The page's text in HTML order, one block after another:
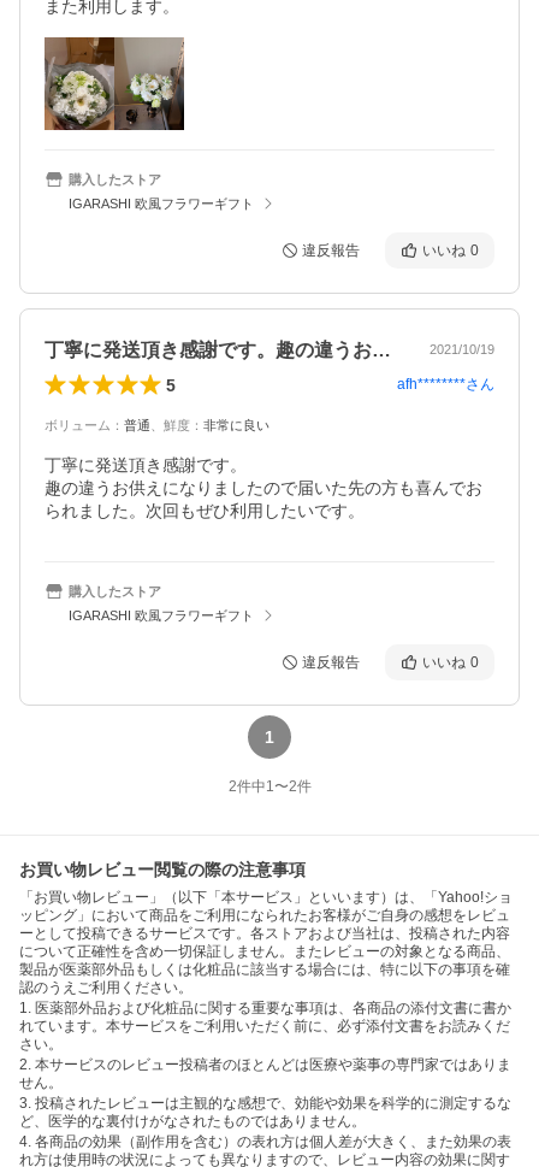
購入したストア
IGARASHI 欧風フラワーギフト
違反報告 いいね 0
丁寧に発送頂き感謝です。趣の違うお供え… 2021/10/19
5 afh********さん
ボリューム ： 普通 鮮度 ： 非常に良い
丁寧に発送頂き感謝です。
趣の違うお供えになりましたので届いた先の方も喜んでお
られました。次回もぜひ利用したいです。
購入したストア
IGARASHI 欧風フラワーギフト
違反報告 いいね 0
1
2件中1〜2件
お買い物レビュー閲覧の際の注意事項
「お買い物レビュー」（以下「本サービス」といいます）は、「Yahoo!ショ
ッピング」において商品をご利用になられたお客様がご自身の感想をレビュ
ーとして投稿できるサービスです。各ストアおよび当社は、投稿された内容
について正確性を含め一切保証しません。またレビューの対象となる商品、
製品が医薬部外品もしくは化粧品に該当する場合には、特に以下の事項を確
認のうえご利用ください。
1. 医薬部外品および化粧品に関する重要な事項は、各商品の添付文書に書か
れています。本サービスをご利用いただく前に、必ず添付文書をお読みくだ
さい。
2. 本サービスのレビュー投稿者のほとんどは医療や薬事の専門家ではありま
せん。
3. 投稿されたレビューは主観的な感想で、効能や効果を科学的に測定するな
ど、医学的な裏付けがなされたものではありません。
4. 各商品の効果（副作用を含む）の表れ方は個人差が大きく、また効果の表
れ方は使用時の状況によっても異なりますので、レビュー内容の効果に関す